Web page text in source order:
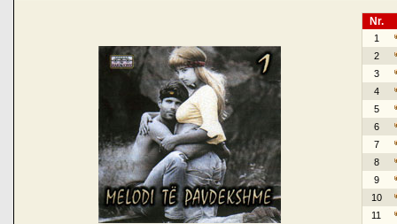
Nr.
1
2
3
4
5
6
7
8
9
10
11